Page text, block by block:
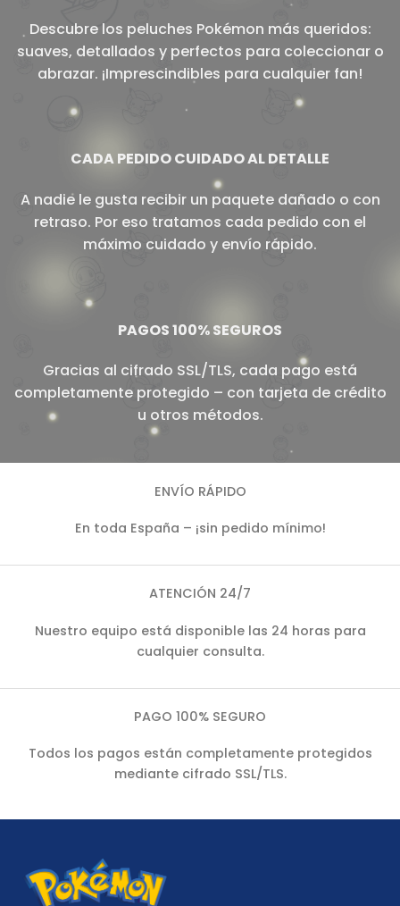
Descubre los peluches Pokémon más queridos:
suaves, detallados y perfectos para coleccionar o
abrazar. ¡Imprescindibles para cualquier fan!
CADA PEDIDO CUIDADO AL DETALLE
A nadie le gusta recibir un paquete dañado o con
retraso. Por eso tratamos cada pedido con el
máximo cuidado y envío rápido.
PAGOS 100% SEGUROS
Gracias al cifrado SSL/TLS, cada pago está
completamente protegido – con tarjeta de crédito
u otros métodos.
ENVÍO RÁPIDO
En toda España – ¡sin pedido mínimo!
ATENCIÓN 24/7
Nuestro equipo está disponible las 24 horas para
cualquier consulta.
PAGO 100% SEGURO
Todos los pagos están completamente protegidos
mediante cifrado SSL/TLS.